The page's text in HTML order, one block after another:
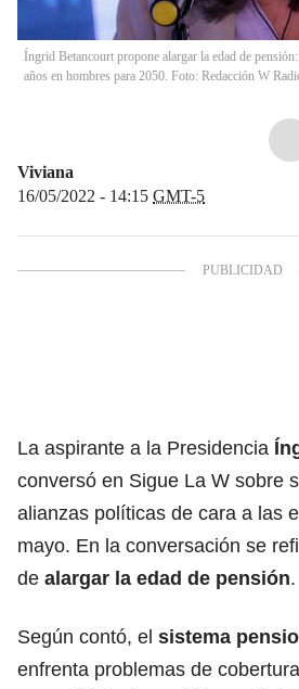
Íngrid Betancourt propone alargar la edad de
años en hombres para 2050. Foto: Redacción W
Viviana
16/05/2022 - 14:15 GMT-5
La aspirante a la Presidencia
conversó en Sigue La W sobre
alianzas políticas de cara a las
mayo. En la conversación se
de alargar la edad de pensión.
Según contó, el sistema
enfrenta problemas de